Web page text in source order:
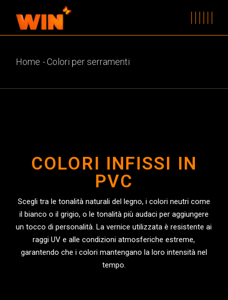
Home Colori per serramenti
COLORI INFISSI IN
PVC
Scegli tra le tonalità naturali del legno, i colori neutri come
il bianco o il grigio, o le tonalità più audaci per aggiungere
un tocco di personalità. La vernice utilizzata è resistente ai
raggi UV e alle condizioni atmosferiche estreme,
garantendo che i colori mantengano la loro intensità nel
tempo.